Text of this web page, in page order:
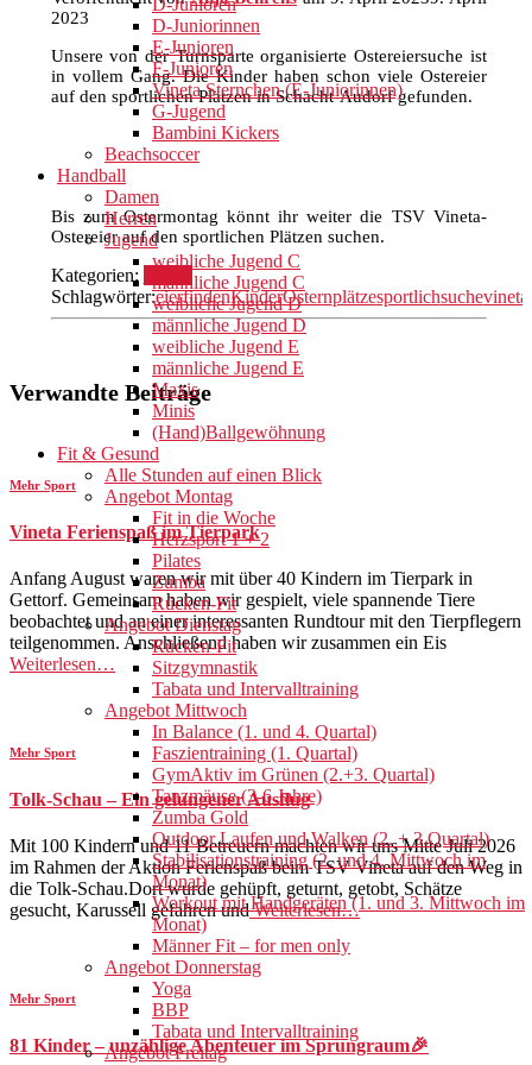
D-Junioren
D-Juniorinnen
E-Junioren
F-Junioren
Vineta Sternchen (E-Juniorinnen)
G-Jugend
Bambini Kickers
Beachsoccer
Handball
Damen
Herren
Jugend
weibliche Jugend C
männliche Jugend C
weibliche Jugend D
männliche Jugend D
weibliche Jugend E
männliche Jugend E
Maxis
Minis
(Hand)Ballgewöhnung
Fit & Gesund
Alle Stunden auf einen Blick
Angebot Montag
Fit in die Woche
Herzsport 1 + 2
Pilates
Zumba
Rücken-Fit
Angebot Dienstag
Rücken-Fit
Sitzgymnastik
Tabata und Intervalltraining
Angebot Mittwoch
In Balance (1. und 4. Quartal)
Faszientraining (1. Quartal)
GymAktiv im Grünen (2.+3. Quartal)
Tanzmäuse (3-6 Jahre)
Zumba Gold
Outdoor Laufen und Walken (2. + 3.Quartal)
Stabilisationstraining (2. und 4. Mittwoch im
Monat)
Workout mit Handgeräten (1. und 3. Mittwoch im
Monat)
Männer Fit – for men only
Angebot Donnerstag
Yoga
BBP
Tabata und Intervalltraining
Angebot Freitag
2023
Unsere von der Turnsparte organisierte Ostereiersuche ist
in vollem Gang. Die Kinder haben schon viele Ostereier
auf den sportlichen Plätzen in Schacht-Audorf gefunden.
Bis zum Ostermontag könnt ihr weiter die TSV Vineta-
Ostereier auf den sportlichen Plätzen suchen.
Kategorien:
Schlagwörter:eierfindenKinderOsternplätzesportlichsuchevineta
Verwandte Beiträge
Mehr Sport
Vineta Ferienspaß im Tierpark
Anfang August waren wir mit über 40 Kindern im Tierpark in
Gettorf. Gemeinsam haben wir gespielt, viele spannende Tiere
beobachtet und an einer interessanten Rundtour mit den Tierpflegern
teilgenommen. Anschließend haben wir zusammen ein Eis
Weiterlesen…
Mehr Sport
Tolk-Schau – Ein gelungener Ausflug
Mit 100 Kindern und 11 Betreuern machten wir uns Mitte Juli 2026
im Rahmen der Aktion Ferienspaß beim TSV Vineta auf den Weg in
die Tolk-Schau.Dort wurde gehüpft, geturnt, getobt, Schätze
gesucht, Karussell gefahren undWeiterlesen…
Mehr Sport
81 Kinder – unzählige Abenteuer im Sprungraum🎉